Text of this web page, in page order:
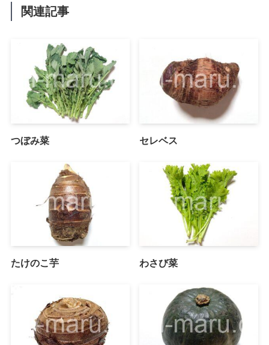
関連記事
つぼみ菜 セレベス
たけのこ芋 わさび菜